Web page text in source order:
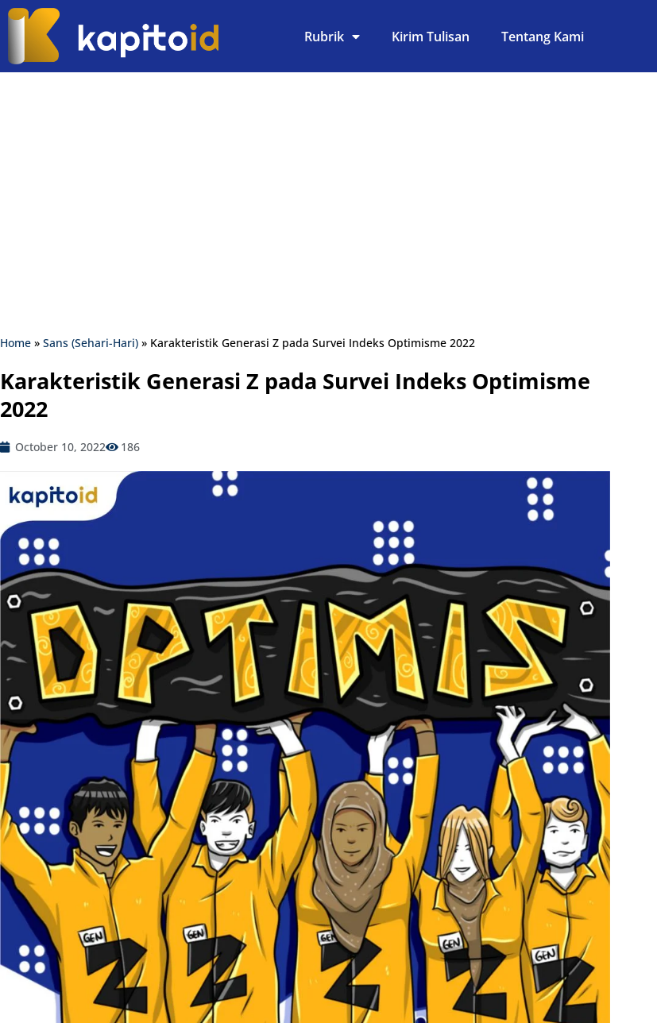
Rubrik Kirim Tulisan Tentang Kami
Home » Sans (Sehari-Hari) » Karakteristik Generasi Z pada Survei Indeks Optimisme 2022
Karakteristik Generasi Z pada Survei Indeks Optimisme
2022
October 10, 2022 186